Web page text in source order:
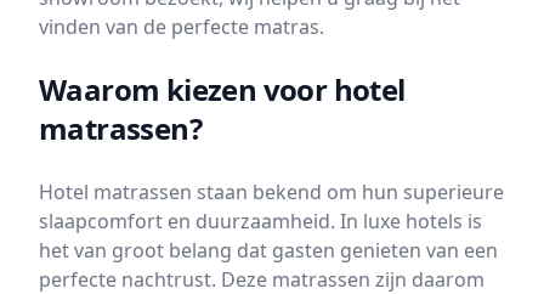
vinden van de perfecte matras.
Waarom kiezen voor hotel
matrassen?
Hotel matrassen staan bekend om hun superieure
slaapcomfort en duurzaamheid. In luxe hotels is
het van groot belang dat gasten genieten van een
perfecte nachtrust. Deze matrassen zijn daarom